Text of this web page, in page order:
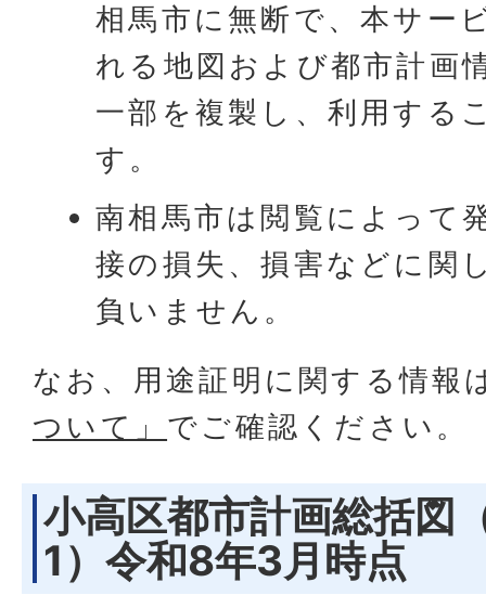
相馬市に無断で、本サー
れる地図および都市計画
一部を複製し、利用する
す。
南相馬市は閲覧によって
接の損失、損害などに関
負いません。
なお、用途証明に関する情報
ついて」 でご確認ください。
小高区都市計画総括図
1）令和8年3月時点